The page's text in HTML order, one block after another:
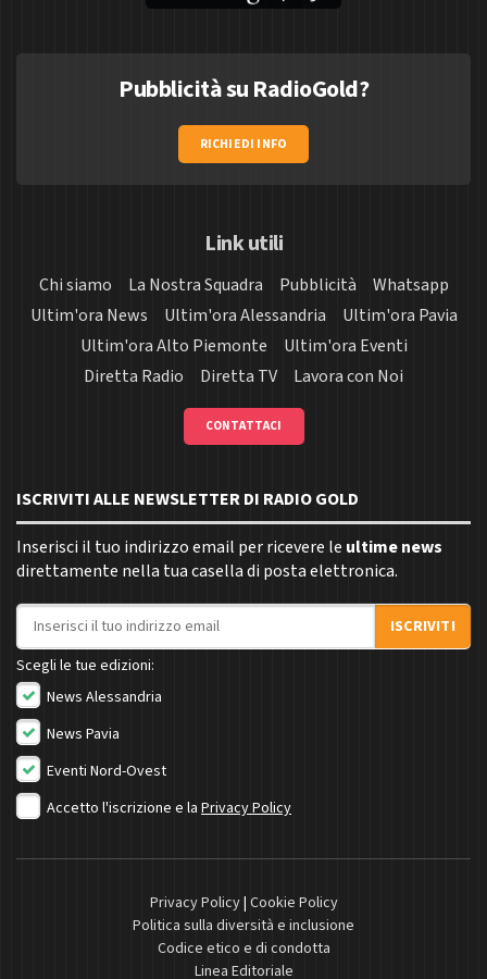
Pubblicità su RadioGold?
RICHIEDI INFO
Link utili
Chi siamo La Nostra Squadra Pubblicità
Whatsapp
Ultim'ora News
Ultim'ora Alessandria
Ultim'ora Pavia
Ultim'ora Alto Piemonte
Ultim'ora Eventi
Diretta Radio
Diretta TV Lavora con Noi
CONTATTACI
ISCRIVITI ALLE NEWSLETTER DI RADIO GOLD
Inserisci il tuo indirizzo email per ricevere le ultime news
direttamente nella tua casella di posta elettronica.
Indirizzo email
ISCRIVITI
Scegli le tue edizioni:
News Alessandria
News Pavia
Eventi Nord-Ovest
Accetto l'iscrizione e la Privacy Policy
Privacy Policy| Cookie Policy
Politica sulla diversità e inclusione
Codice etico e di condotta
Linea Editoriale